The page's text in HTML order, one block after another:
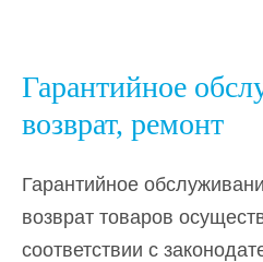
Гарантийное
возврат, ремонт
Гарантийное
возврат товаров
соответствии с